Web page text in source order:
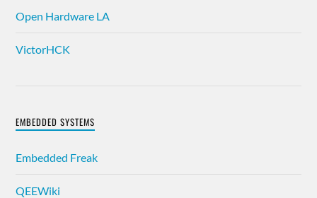
Open Hardware LA
VictorHCK
EMBEDDED SYSTEMS
Embedded Freak
QEEWiki